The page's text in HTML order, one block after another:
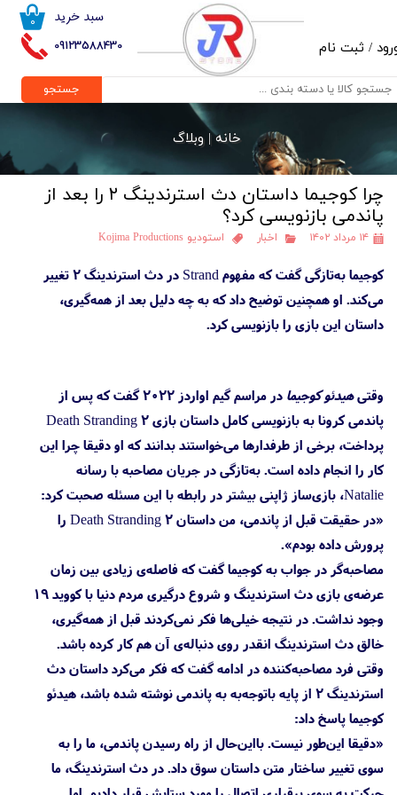
09123588430
۰ سبد خرید
/ ثبت نام
حساب کاربری من
تغییر گذر واژه
خروج از حساب کاربری
جستجو
خانه |وبلاگ
چرا کوجیما داستان دث استرندینگ ۲ را بعد از
پاندمی بازنویسی کرد؟
۱۴ مرداد ۱۴۰۲ اخبار استودیو Kojima Productions
کوجیما به‌تازگی گفت که مفهوم Strand در دث استرندینگ ۲ تغییر
می‌کند. او همچنین توضیح داد که به چه دلیل بعد از همه‌گیری،
داستان این بازی را بازنویسی کرد.
وقتیهیدئو کوجیما
در مراسم گیم اواردز ۲۰۲۲ گفت که پس از
پاندمی کرونا به بازنویسی کامل داستان بازی Death Stranding 2
پرداخت، برخی از طرفدارها می‌خواستند بدانند که او دقیقا چرا این
کار را انجام داده است. به‌تازگی در جریان مصاحبه با رسانه
Natalie، بازی‌ساز ژاپنی بیشتر در رابطه با این مسئله صحبت کرد:
«در حقیقت قبل از پاندمی، من داستان Death Stranding 2 را
پرورش داده بودم».
مصاحبه‌گر در جواب به کوجیما گفت که فاصله‌ی زیادی بین زمان
عرضه‌ی بازی دث استرندینگ و شروع درگیری مردم دنیا با کووید ۱۹
وجود نداشت. در نتیجه خیلی‌ها فکر نمی‌کردند قبل از همه‌گیری،
خالق دث استرندینگ انقدر روی دنباله‌ی آن هم کار کرده باشد.
وقتی فرد مصاحبه‌کننده در ادامه گفت که فکر می‌کرد داستان دث
استرندینگ ۲ از پایه باتوجه‌به به پاندمی نوشته شده باشد، هیدئو
کوجیما پاسخ داد:
«دقیقا این‌طور نیست. بااین‌حال از راه رسیدن پاندمی، ما را به
سوی تغییر ساختار متن داستان سوق داد. در دث استرندینگ، ما